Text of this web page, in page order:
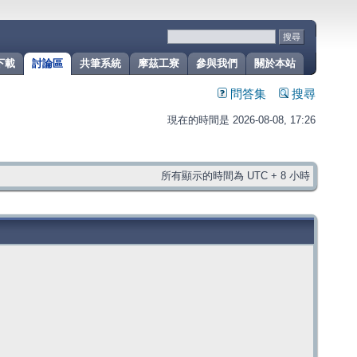
關於本站
參與我們
摩茲工寮
共筆系統
討論區
載
問答集 搜尋
現在的時間是 2026-08-08, 17:26
所有顯示的時間為 UTC + 8 小時